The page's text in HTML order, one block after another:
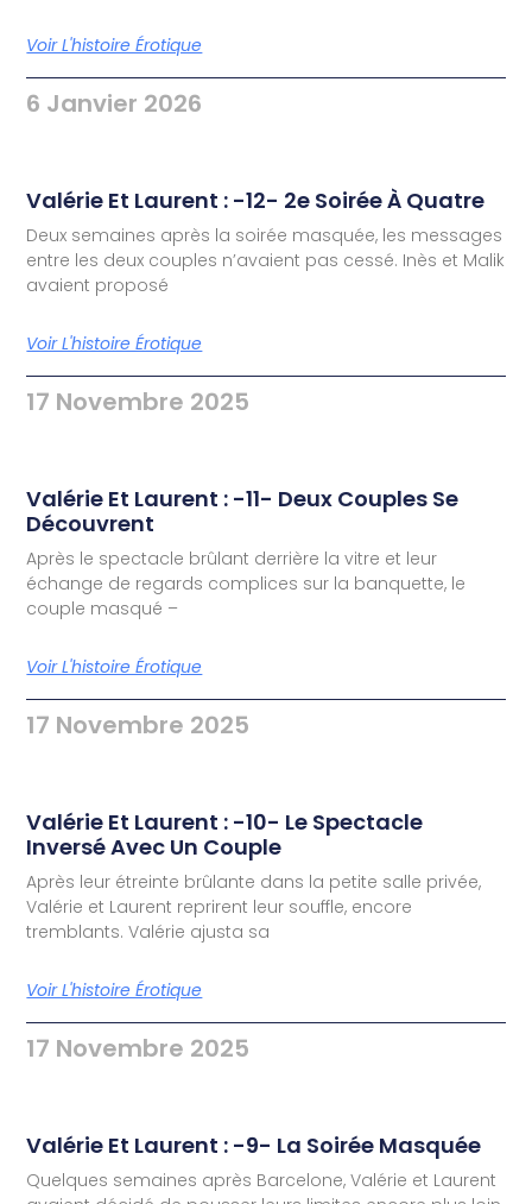
Voir L'histoire Érotique
6 Janvier 2026
Valérie Et Laurent : -12- 2e Soirée À Quatre
Deux semaines après la soirée masquée, les messages
entre les deux couples n’avaient pas cessé. Inès et Malik
avaient proposé
Voir L'histoire Érotique
17 Novembre 2025
Valérie Et Laurent : -11- Deux Couples Se
Découvrent
Après le spectacle brûlant derrière la vitre et leur
échange de regards complices sur la banquette, le
couple masqué –
Voir L'histoire Érotique
17 Novembre 2025
Valérie Et Laurent : -10- Le Spectacle
Inversé Avec Un Couple
Après leur étreinte brûlante dans la petite salle privée,
Valérie et Laurent reprirent leur souffle, encore
tremblants. Valérie ajusta sa
Voir L'histoire Érotique
17 Novembre 2025
Valérie Et Laurent : -9- La Soirée Masquée
Quelques semaines après Barcelone, Valérie et Laurent